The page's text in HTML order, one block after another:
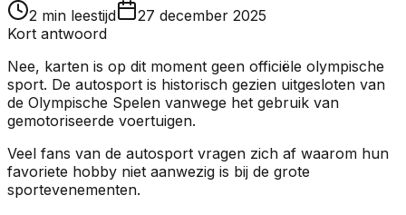
2 min leestijd
27 december 2025
Kort antwoord
Nee, karten is op dit moment geen officiële olympische
sport. De autosport is historisch gezien uitgesloten van
de Olympische Spelen vanwege het gebruik van
gemotoriseerde voertuigen.
Veel fans van de autosport vragen zich af waarom hun
favoriete hobby niet aanwezig is bij de grote
sportevenementen.